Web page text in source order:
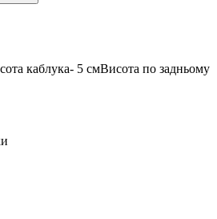
каблука- 5 смВисота по задньому